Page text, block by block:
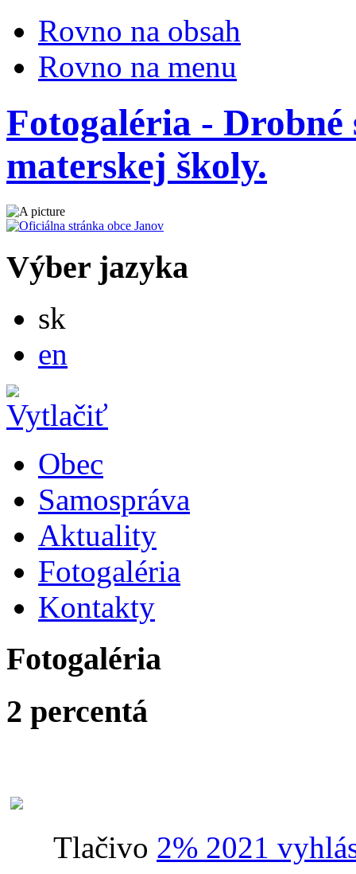
Rovno na obsah
Rovno na menu
Fotogaléria - Drobné
materskej školy.
Výber jazyka
sk
en
Obec
Samospráva
Aktuality
Fotogaléria
Kontakty
Fotogaléria
2 percentá
Tlačivo 2% 2021